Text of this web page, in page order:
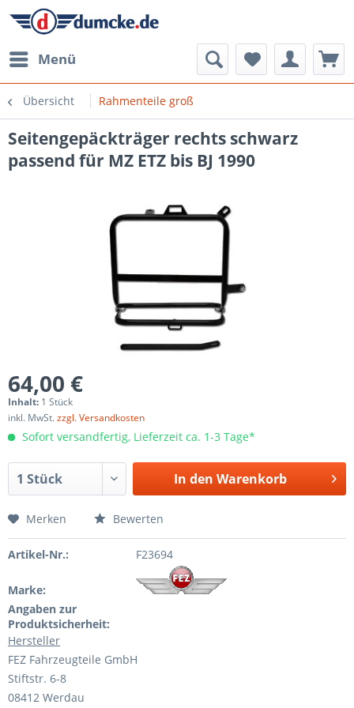
Menü
Übersicht Rahmenteile groß
Seitengepäckträger rechts schwarz
passend für MZ ETZ bis BJ 1990
64,00 €
Inhalt: 1 Stück
inkl. MwSt.zzgl. Versandkosten
Sofort versandfertig, Lieferzeit ca. 1-3 Tage*
In den Warenkorb
Merken Bewerten
Artikel-Nr.: F23694
Marke:
Angaben zur
Produktsicherheit:
Hersteller
FEZ Fahrzeugteile GmbH
Stiftstr. 6-8
08412 Werdau